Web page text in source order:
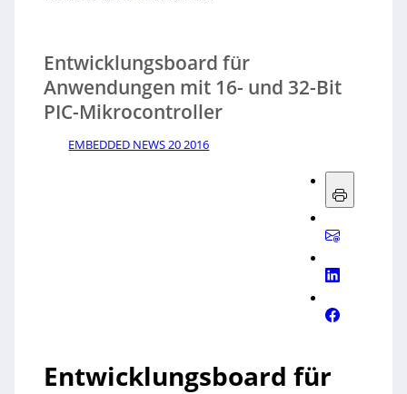
Entwicklungsboard für
Anwendungen mit 16- und 32-Bit
PIC-Mikrocontroller
EMBEDDED NEWS 20 2016
Entwicklungsboard für